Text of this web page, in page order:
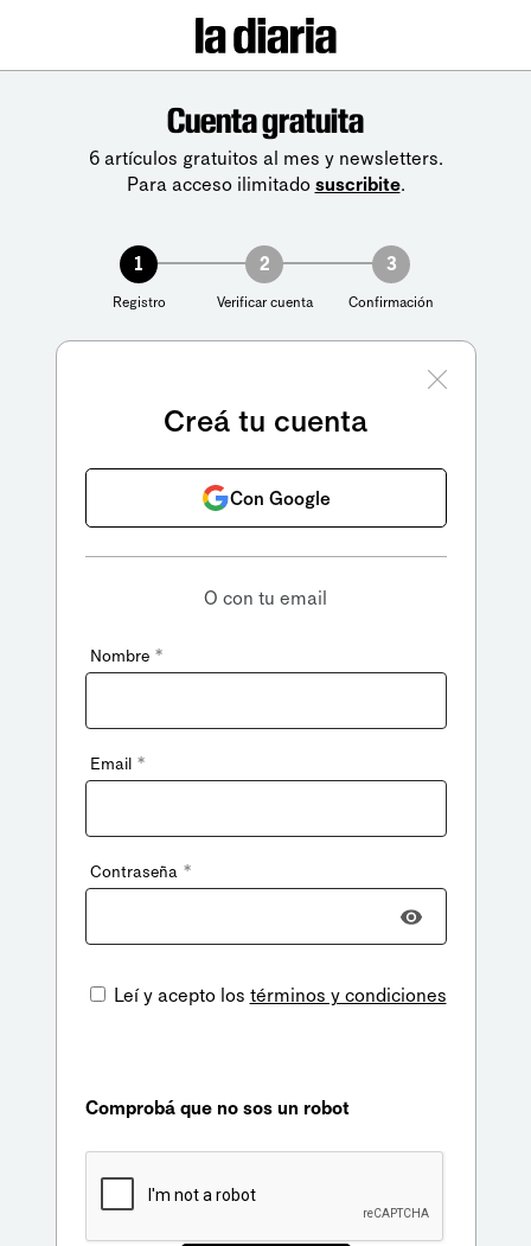
Cuenta gratuita
6 artículos gratuitos al mes y newsletters.
Para acceso ilimitado suscribite.
1
Registro
2
Verificar cuenta
3
Confirmación
Creá tu cuenta
Con Google
O con tu email
Nombre *
Email *
Contraseña *
Leí y acepto los términos y condiciones
Comprobá que no sos un robot